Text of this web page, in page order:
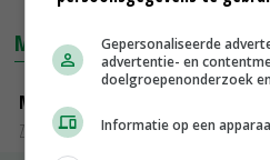
MARKTPRIJZEN
Magere melkpoeder
Zuivel NL
Gepersonaliseerde
advertentie- en
doelgroepenonderzoek
Informatie op een